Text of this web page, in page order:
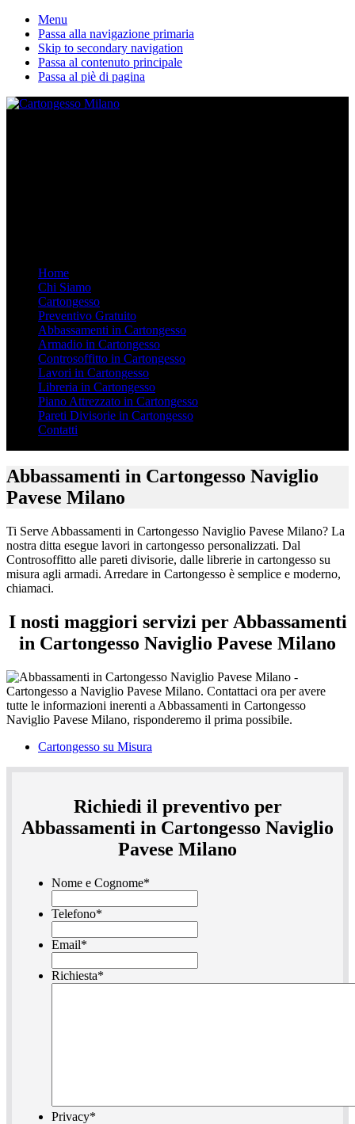
Menu
Passa alla navigazione primaria
Skip to secondary navigation
Passa al contenuto principale
Passa al piè di pagina
Home
Chi Siamo
Cartongesso
Preventivo Gratuito
Abbassamenti in Cartongesso
Armadio in Cartongesso
Controsoffitto in Cartongesso
Lavori in Cartongesso
Libreria in Cartongesso
Piano Attrezzato in Cartongesso
Pareti Divisorie in Cartongesso
Contatti
Abbassamenti in Cartongesso Naviglio
Pavese Milano
Ti Serve Abbassamenti in Cartongesso Naviglio Pavese Milano? La
nostra ditta esegue lavori in cartongesso personalizzati. Dal
Controsoffitto alle pareti divisorie, dalle librerie in cartongesso su
misura agli armadi. Arredare in Cartongesso è semplice e moderno,
chiamaci.
I nosti maggiori servizi per Abbassamenti
in Cartongesso Naviglio Pavese Milano
Cartongesso su Misura
Richiedi il preventivo per
Abbassamenti in Cartongesso Naviglio
Pavese Milano
Nome e Cognome*
Telefono*
Email*
Richiesta*
Privacy*